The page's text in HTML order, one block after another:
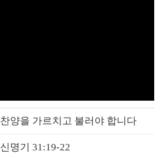
찬양을 가르치고 불러야 합니다
신명기 31:19-22